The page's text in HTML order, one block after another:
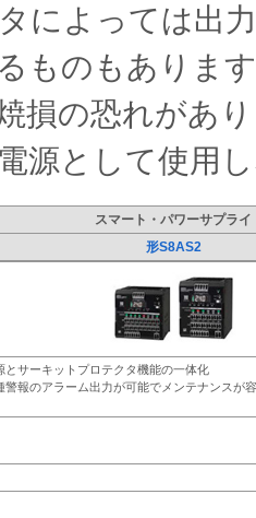
によっては出
ものもありま
損の恐れがあ
源として使用
スマート・パワーサプライ
形S8AS2
とサーキットプロテクタ機能の一体化
警報のアラーム出力が可能でメンテナンスが